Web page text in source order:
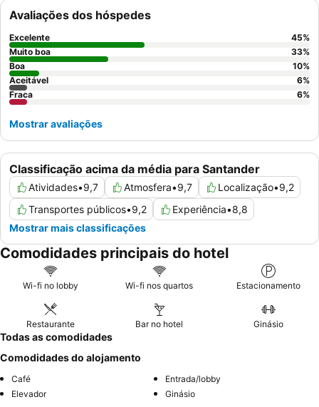
Para a melhor experiência, considere reservar um quarto com
vista para o mare varanda para apreciar plenamente a
deslumbrante paisagem.
Classificação acima da média para Santander
Atividades•9,7 Atmosfera•9,7 Localização•9,2
Transportes públicos•9,2 Experiência•8,8
Mostrar mais classificações
Avaliações dos hóspedes
Excelente 45%
Muito boa
33%
Boa
10%
Aceitável
6%
Fraca
6%
Mostrar avaliações
Comodidades principais do hotel
Wi-fi no lobby Wi-fi nos quartos Estacionamento
Restaurante Bar no hotel Ginásio
Todas as comodidades
Comodidades do alojamento
Café
Entrada/lobby
Elevador
Ginásio